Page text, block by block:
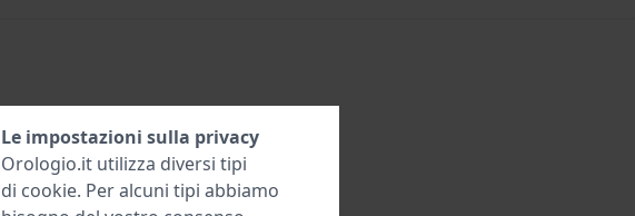
Le impostazioni sulla privacy
Orologio.it utilizza diversi tipi
di cookie. Per alcuni tipi abbiamo